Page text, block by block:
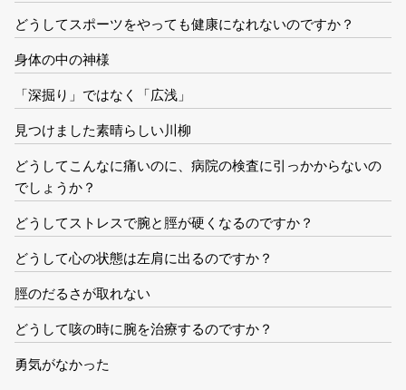
どうしてスポーツをやっても健康になれないのですか？
身体の中の神様
「深掘り」ではなく「広浅」
見つけました素晴らしい川柳
どうしてこんなに痛いのに、病院の検査に引っかからないの
でしょうか？
どうしてストレスで腕と脛が硬くなるのですか？
どうして心の状態は左肩に出るのですか？
脛のだるさが取れない
どうして咳の時に腕を治療するのですか？
勇気がなかった